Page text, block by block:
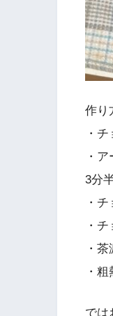
作り
・
・
3分
・
・
・
・
では